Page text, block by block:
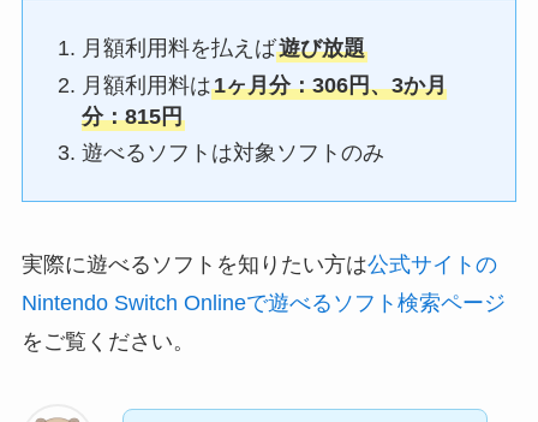
月額利用料を払えば遊び放題
月額利用料は1ヶ月分：306円、3か月
分：815円
遊べるソフトは対象ソフトのみ
実際に遊べるソフトを知りたい方は公式サイトの
Nintendo Switch Onlineで遊べるソフト検索ページ
をご覧ください。